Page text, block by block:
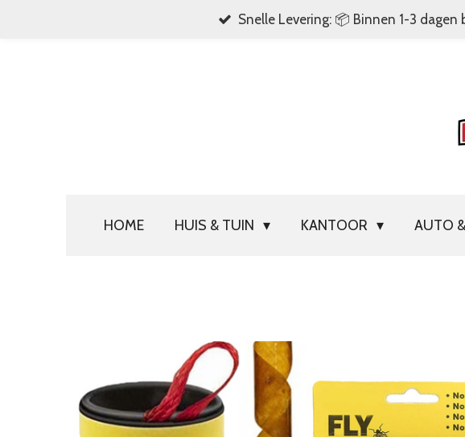
Snelle Levering: 📦 Binnen 1-3 dagen
HOME HUIS & TUIN KANTOOR AUTO